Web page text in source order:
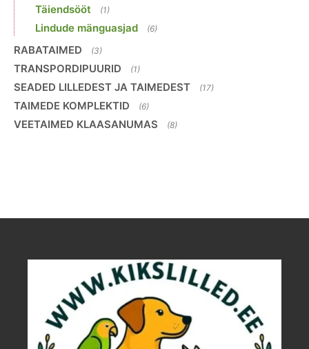
Täiendsööt (1)
Lindude mänguasjad (6)
RABATAIMED (3)
TRANSPORDIPUURID (1)
SEADED LILLEDEST JA TAIMEDEST (17)
TAIMEDE KOMPLEKTID (6)
VEETAIMED KLAASANUMAS (8)